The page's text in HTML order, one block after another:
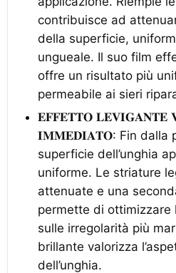
contribuisce ad
della superficie,
ungueale. Il suo film
offre un risultato più
permeabile ai sieri
𝐄𝐅𝐅𝐄𝐓𝐓𝐎 𝐋𝐄𝐕𝐈𝐆𝐀𝐍𝐓𝐄
𝐈𝐌𝐌𝐄𝐃𝐈𝐀𝐓𝐎: Fin dalla
superficie dell’unghia
uniforme. Le striature
attenuate e una
permette di ottimizzare
sulle irregolarità più
brillante valorizza
dell’unghia.